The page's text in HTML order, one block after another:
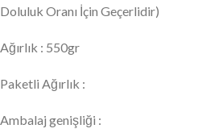
Doluluk Oranı İçin Geçerlidir)
Ağırlık : 550gr
Paketli Ağırlık :
Ambalaj genişliği :